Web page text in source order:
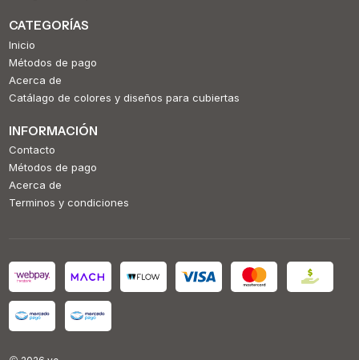
CATEGORÍAS
Inicio
Métodos de pago
Acerca de
Catálago de colores y diseños para cubiertas
INFORMACIÓN
Contacto
Métodos de pago
Acerca de
Terminos y condiciones